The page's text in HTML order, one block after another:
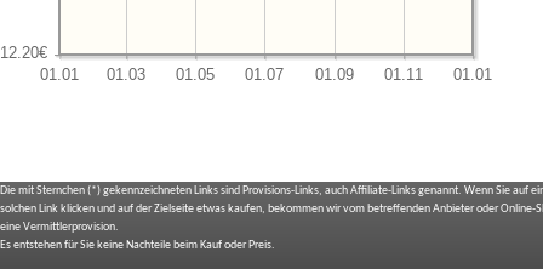
Die mit Sternchen (*) gekennzeichneten Links sind Provisions-Links, auch Affiliate-Links genannt. Wenn Sie auf
solchen Link klicken und auf der Zielseite etwas kaufen, bekommen wir vom betreffenden Anbieter oder Online-
eine Vermittlerprovision.
Es entstehen für Sie keine Nachteile beim Kauf oder Preis.